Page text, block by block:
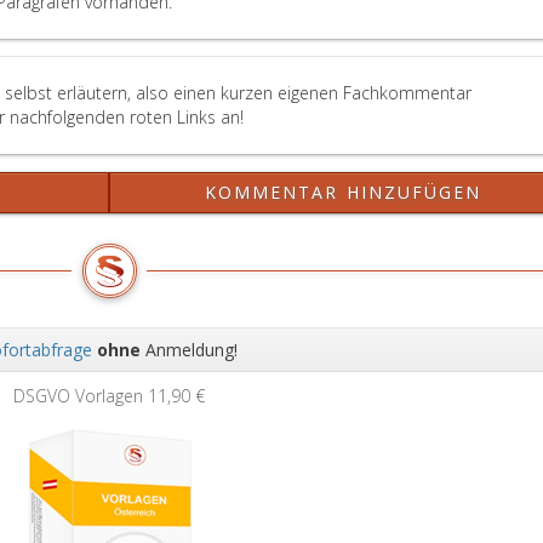
erläutern, also einen kurzen eigenen Fachkommentar
nachfolgenden roten Links an!
KOMMENTAR HINZUFÜGEN
ohne Anmeldung!